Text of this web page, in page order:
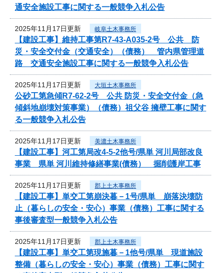
通安全施設工事に関する一般競争入札公告
2025年11月17日更新 岐阜土木事務所
【建設工事】維持工事第R7-43-A035-2号 公共 防
災・安全交付金（交通安全）（債務） 管内県管理道
路 交通安全施設工事に関する一般競争入札公告
2025年11月17日更新 大垣土木事務所
公砂工第急傾R7-62-2号 公共 防災・安全交付金（急
傾斜地崩壊対策事業）（債務）祖父谷 擁壁工事に関す
る一般競争入札公告
2025年11月17日更新 美濃土木事務所
【建設工事】河工第局改4-5-2他号/県単 河川局部改良
事業 県単 河川維持修繕事業(債務） 掘削護岸工事
2025年11月17日更新 郡上土木事務所
【建設工事】単交工第崩決暮－1号/県単 崩落決壊防
止（暮らしの安全・安心）事業（債務）工事に関する
事後審査型一般競争入札公告
2025年11月17日更新 郡上土木事務所
【建設工事】単交工第現施暮－1他号/県単 現道施設
整備（暮らしの安全・安心）事業（債務）工事に関す